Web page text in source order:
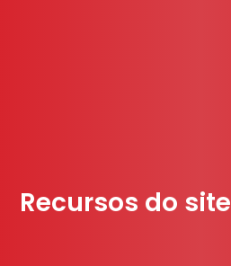
Recursos do site